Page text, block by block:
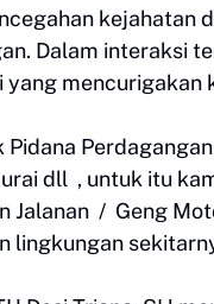
kejahatan
Dalam interaksi
mencurigakan
dll , untuk itu
/ Geng
lingkungan